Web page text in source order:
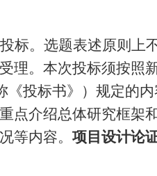
标。选题表述原则上
理。本次投标须按照
投标书》）规定的
点介绍总体研究框架
等内容。 项目设计论